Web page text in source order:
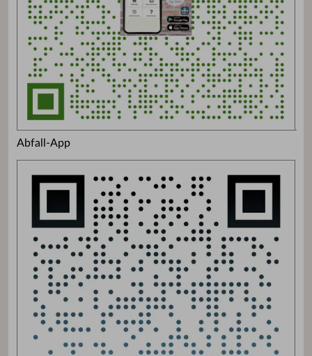
Abfall-App